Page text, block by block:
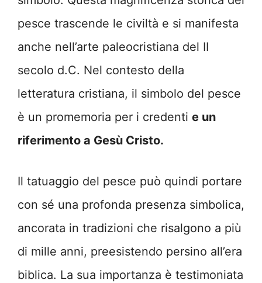
pesce trascende le civiltà e si manifesta
anche nell’arte paleocristiana del II
secolo d.C. Nel contesto della
letteratura cristiana, il simbolo del pesce
è un promemoria per i credenti e un
riferimento a Gesù Cristo.
Il tatuaggio del pesce può quindi portare
con sé una profonda presenza simbolica,
ancorata in tradizioni che risalgono a più
di mille anni, preesistendo persino all’era
biblica. La sua importanza è testimoniata